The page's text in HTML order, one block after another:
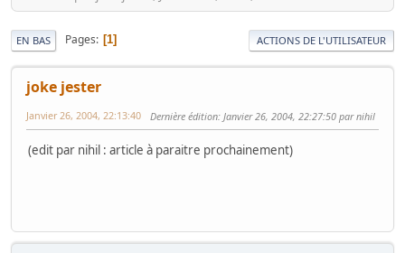
EN BAS Pages 1 ACTIONS DE L'UTILISATEUR
joke jester
Janvier 26, 2004, 22:13:40 Dernière édition: Janvier 26, 2004, 22:27:50 par nihil
(edit par nihil : article à paraitre prochainement)